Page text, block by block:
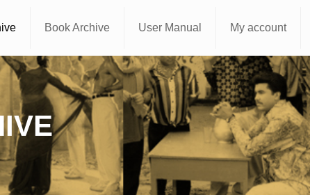
Book Archive User Manual My account